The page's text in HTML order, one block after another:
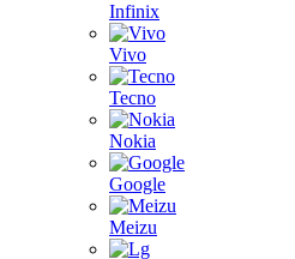
Infinix
Vivo
Tecno
Nokia
Google
Meizu